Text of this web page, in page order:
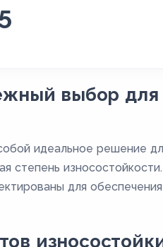
выбор для
идеальное решение
степень
для